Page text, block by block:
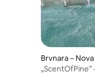
Brvnara –